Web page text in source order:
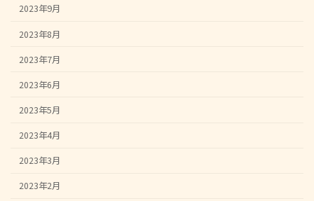
2023年9月
2023年8月
2023年7月
2023年6月
2023年5月
2023年4月
2023年3月
2023年2月